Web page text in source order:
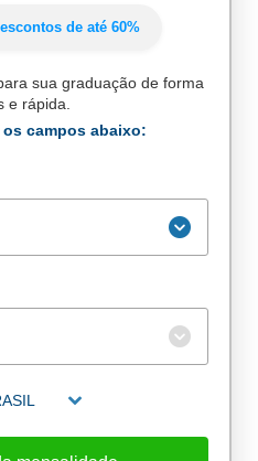
de até 60%
sua graduação de forma
e rápida.
campos abaixo: